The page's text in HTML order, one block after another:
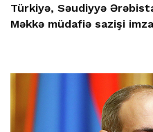
Türkiyə, Səudiyyə
Məkkə müdafiə sazişi